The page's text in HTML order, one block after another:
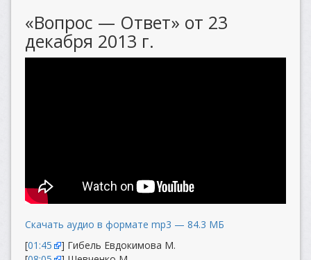
«Вопрос — Ответ» от 23
декабря 2013 г.
Скачать аудио в формате mp3 — 84.3 МБ
[01:45
] Гибель Евдокимова М.